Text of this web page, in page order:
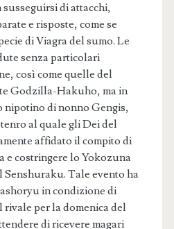
di attacchi,
e risposte, come se
di Viagra del sumo. Le
senza particolari
così come quelle del
Godzilla-Hakuho, ma in
nipotino di nonno Gengis,
al quale gli Dei del
affidato il compito di
e costringere lo Yokozuna
Senshuraku. Tale evento ha
in condizione di
per la domenica del
di ricevere magari